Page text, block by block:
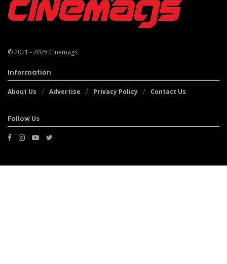
© 2021 - 2025 Cinemags
Information
About Us Advertise Privacy Policy Contact Us
Follow Us